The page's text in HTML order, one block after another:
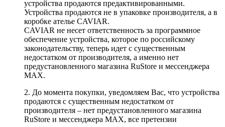
устройства продаются предактивированными.
Устройства продаются не в упаковке производителя, а в
коробке ателье CAVIAR.
CAVIAR не несет ответственность за программное
обеспечение устройства, которое по российскому
законодательству, теперь идет с существенным
недостатком от производителя, а именно нет
предустановленного магазина RuStore и мессенджера
MAX.
2. До момента покупки, уведомляем Вас, что устройства
продаются с существенным недостатком от
производителя – нет предустановленного магазина
RuStore и мессенджера MAX, все претензии